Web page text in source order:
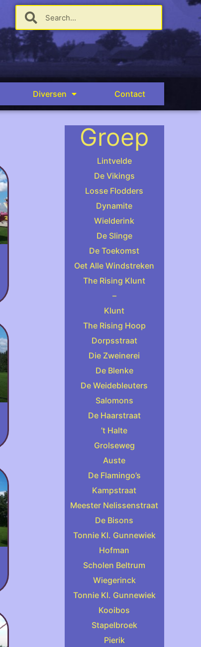
Diversen Contact
Groep
Lintvelde
De Vikings
Losse Flodders
Dynamite
Wielderink
De Slinge
De Toekomst
Oet Alle Windstreken
The Rising Klunt
–
Klunt
The Rising Hoop
Dorpsstraat
Die Zweinerei
De Blenke
De Weidebleuters
Salomons
De Haarstraat
’t Halte
Grolseweg
Auste
De Flamingo’s
Kampstraat
Meester Nelissenstraat
De Bisons
Tonnie Kl. Gunnewiek
Hofman
Scholen Beltrum
Wiegerinck
Tonnie Kl. Gunnewiek
Kooibos
Stapelbroek
Pierik